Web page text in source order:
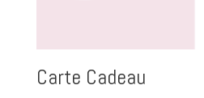
Carte Cadeau